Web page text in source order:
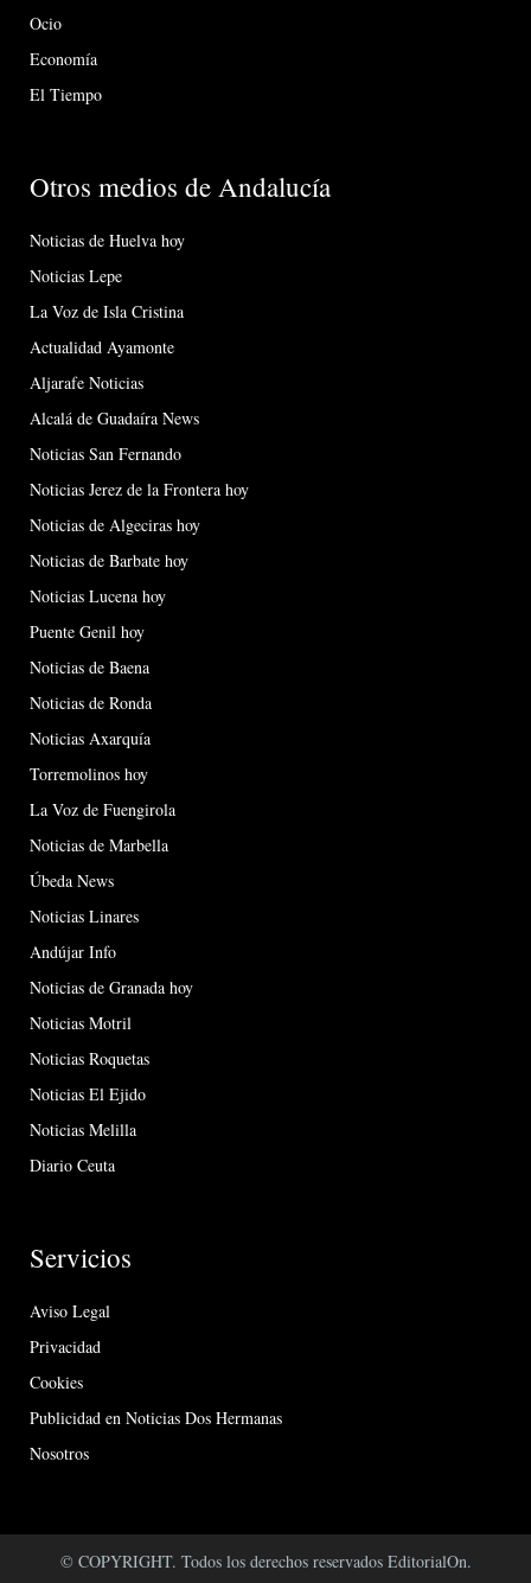
Ocio
Economía
El Tiempo
Otros medios de Andalucía
Noticias de Huelva hoy
Noticias Lepe
La Voz de Isla Cristina
Actualidad Ayamonte
Aljarafe Noticias
Alcalá de Guadaíra News
Noticias San Fernando
Noticias Jerez de la Frontera hoy
Noticias de Algeciras hoy
Noticias de Barbate hoy
Noticias Lucena hoy
Puente Genil hoy
Noticias de Baena
Noticias de Ronda
Noticias Axarquía
Torremolinos hoy
La Voz de Fuengirola
Noticias de Marbella
Úbeda News
Noticias Linares
Andújar Info
Noticias de Granada hoy
Noticias Motril
Noticias Roquetas
Noticias El Ejido
Noticias Melilla
Diario Ceuta
Servicios
Aviso Legal
Privacidad
Cookies
Publicidad en Noticias Dos Hermanas
Nosotros
© COPYRIGHT. Todos los derechos reservados EditorialOn.